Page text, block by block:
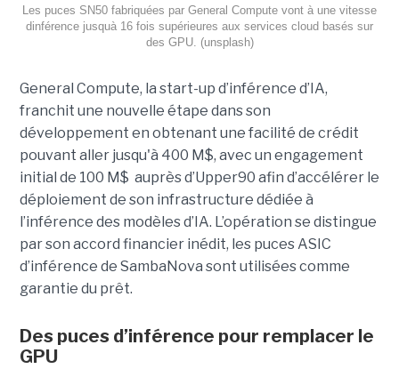
Les puces SN50 fabriquées par General Compute vont à une vitesse
dinférence jusquà 16 fois supérieures aux services cloud basés sur
des GPU. (unsplash)
General Compute, la start-up d’inférence d’IA,
franchit une nouvelle étape dans son
développement en obtenant une facilité de crédit
pouvant aller jusqu'à 400 M$, avec un engagement
initial de 100 M$ auprès d’Upper90 afin d’accélérer le
déploiement de son infrastructure dédiée à
l’inférence des modèles d’IA. L’opération se distingue
par son accord financier inédit, les puces ASIC
d’inférence de SambaNova sont utilisées comme
garantie du prêt.
Des puces d’inférence pour remplacer le
GPU